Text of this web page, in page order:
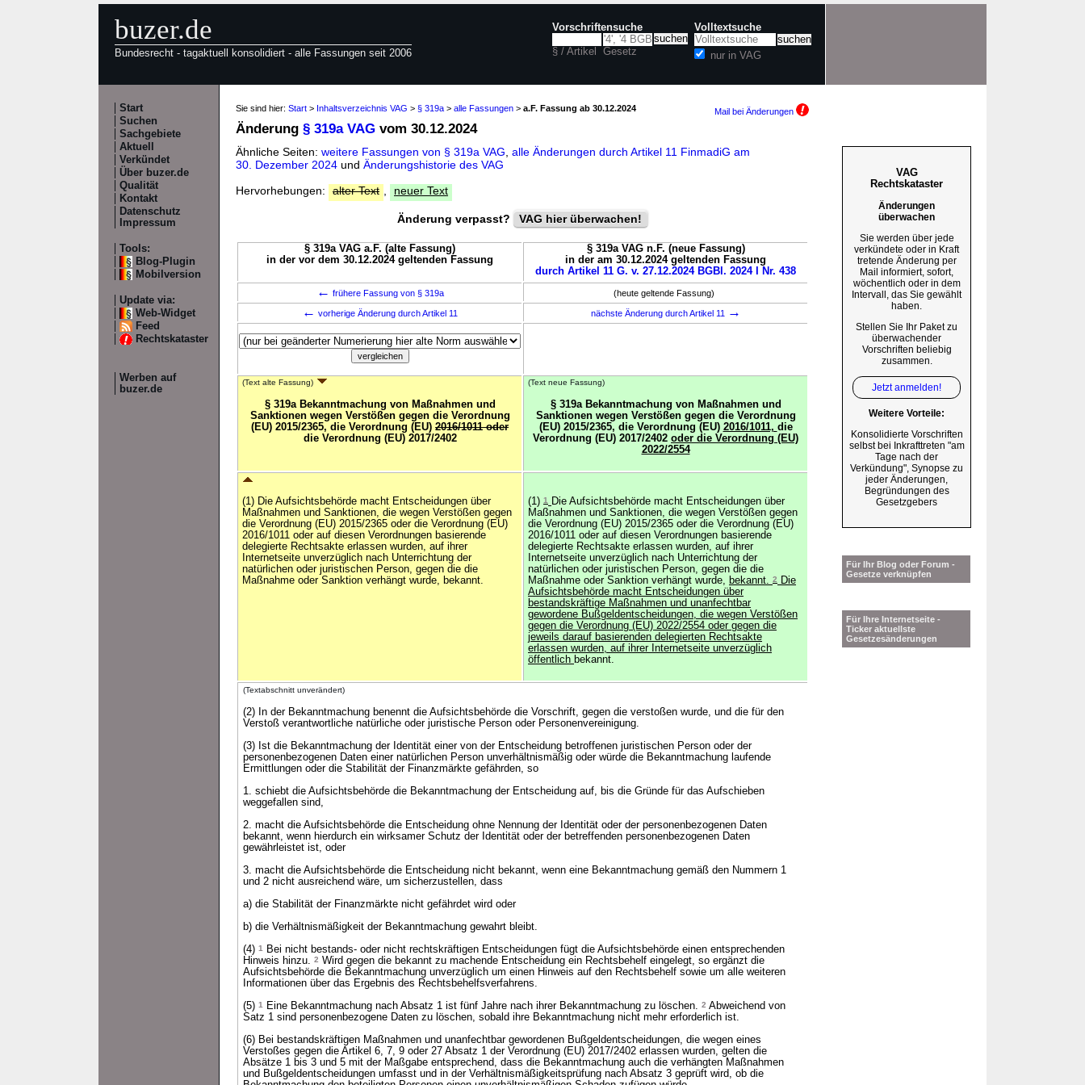
buzer.de
Bundesrecht - tagaktuell konsolidiert - alle Fassungen seit 2006
Vorschriftensuche
§ / Artikel Gesetz
Volltextsuche
nur in VAG
Start
Suchen
Sachgebiete
Aktuell
Verkündet
Über buzer.de
Qualität
Kontakt
Datenschutz
Impressum
Tools:
Blog-Plugin
Mobilversion
Update via:
Web-Widget
Feed
Rechtskataster
Werben auf
buzer.de
Sie sind hier: Start > Inhaltsverzeichnis VAG > § 319a > alle Fassungen > a.F. Fassung ab 30.12.2024 Mail bei Änderungen
Änderung § 319a VAG vom 30.12.2024
Ähnliche Seiten: weitere Fassungen von § 319a VAG alle Änderungen durch Artikel 11 FinmadiG am
30. Dezember 2024 und Änderungshistorie des VAG
Hervorhebungen:
alter Text neuer Text
Änderung verpasst? VAG hier überwachen!
§ 319a VAG a.F. (alte Fassung)
in der vor dem 30.12.2024 geltenden Fassung
§ 319a VAG n.F. (neue Fassung)
in der am 30.12.2024 geltenden Fassung
durch Artikel 11 G. v. 27.12.2024 BGBl. 2024 I Nr. 438
← frühere Fassung von § 319a (heute geltende Fassung)
← vorherige Änderung durch Artikel 11 nächste Änderung durch Artikel 11 →
(Text alte Fassung)
§ 319a Bekanntmachung von Maßnahmen und
Sanktionen wegen Verstößen gegen die Verordnung
(EU) 2015/2365, die Verordnung (EU) 2016/1011 oder
die Verordnung (EU) 2017/2402
(Text neue Fassung)
§ 319a Bekanntmachung von Maßnahmen und
Sanktionen wegen Verstößen gegen die Verordnung
(EU) 2015/2365, die Verordnung (EU) 2016/1011, die
Verordnung (EU) 2017/2402 oder die Verordnung (EU)
2022/2554
(1) Die Aufsichtsbehörde macht Entscheidungen über
Maßnahmen und Sanktionen, die wegen Verstößen gegen
die Verordnung (EU) 2015/2365 oder die Verordnung (EU)
2016/1011 oder auf diesen Verordnungen basierende
delegierte Rechtsakte erlassen wurden, auf ihrer
Internetseite unverzüglich nach Unterrichtung der
natürlichen oder juristischen Person, gegen die die
Maßnahme oder Sanktion verhängt wurde, bekannt.
(1) 1
Die Aufsichtsbehörde macht Entscheidungen über
Maßnahmen und Sanktionen, die wegen Verstößen gegen
die Verordnung (EU) 2015/2365 oder die Verordnung (EU)
2016/1011 oder auf diesen Verordnungen basierende
delegierte Rechtsakte erlassen wurden, auf ihrer
Internetseite unverzüglich nach Unterrichtung der
natürlichen oder juristischen Person, gegen die die
Maßnahme oder Sanktion verhängt wurde, bekannt. 2
Die
Aufsichtsbehörde macht Entscheidungen über
bestandskräftige Maßnahmen und unanfechtbar
gewordene Bußgeldentscheidungen, die wegen Verstößen
gegen die Verordnung (EU) 2022/2554 oder gegen die
jeweils darauf basierenden delegierten Rechtsakte
erlassen wurden, auf ihrer Internetseite unverzüglich
öffentlich bekannt.
(Textabschnitt unverändert)
(2) In der Bekanntmachung benennt die Aufsichtsbehörde die Vorschrift, gegen die verstoßen wurde, und die für den
Verstoß verantwortliche natürliche oder juristische Person oder Personenvereinigung.
(3) Ist die Bekanntmachung der Identität einer von der Entscheidung betroffenen juristischen Person oder der
personenbezogenen Daten einer natürlichen Person unverhältnismäßig oder würde die Bekanntmachung laufende
Ermittlungen oder die Stabilität der Finanzmärkte gefährden, so
1. schiebt die Aufsichtsbehörde die Bekanntmachung der Entscheidung auf, bis die Gründe für das Aufschieben
weggefallen sind,
2. macht die Aufsichtsbehörde die Entscheidung ohne Nennung der Identität oder der personenbezogenen Daten
bekannt, wenn hierdurch ein wirksamer Schutz der Identität oder der betreffenden personenbezogenen Daten
gewährleistet ist, oder
3. macht die Aufsichtsbehörde die Entscheidung nicht bekannt, wenn eine Bekanntmachung gemäß den Nummern 1
und 2 nicht ausreichend wäre, um sicherzustellen, dass
a) die Stabilität der Finanzmärkte nicht gefährdet wird oder
b) die Verhältnismäßigkeit der Bekanntmachung gewahrt bleibt.
(4) 1
Bei nicht bestands- oder nicht rechtskräftigen Entscheidungen fügt die Aufsichtsbehörde einen entsprechenden
Hinweis hinzu. 2 Wird gegen die bekannt zu machende Entscheidung ein Rechtsbehelf eingelegt, so ergänzt die
Aufsichtsbehörde die Bekanntmachung unverzüglich um einen Hinweis auf den Rechtsbehelf sowie um alle weiteren
Informationen über das Ergebnis des Rechtsbehelfsverfahrens.
(5) 1 Eine Bekanntmachung nach Absatz 1 ist fünf Jahre nach ihrer Bekanntmachung zu löschen. 2 Abweichend von
Satz 1 sind personenbezogene Daten zu löschen, sobald ihre Bekanntmachung nicht mehr erforderlich ist.
(6) Bei bestandskräftigen Maßnahmen und unanfechtbar gewordenen Bußgeldentscheidungen, die wegen eines
Verstoßes gegen die Artikel 6, 7, 9 oder 27 Absatz 1 der Verordnung (EU) 2017/2402 erlassen wurden, gelten die
Absätze 1 bis 3 und 5 mit der Maßgabe entsprechend, dass die Bekanntmachung auch die verhängten Maßnahmen
und Bußgeldentscheidungen umfasst und in der Verhältnismäßigkeitsprüfung nach Absatz 3 geprüft wird, ob die
VAG
Rechtskataster
Änderungen
überwachen
Sie werden über jede
verkündete oder in Kraft
tretende Änderung per
Mail informiert, sofort,
wöchentlich oder in dem
Intervall, das Sie gewählt
haben.
Stellen Sie Ihr Paket zu
überwachender
Vorschriften beliebig
zusammen.
Jetzt anmelden!
Weitere Vorteile:
Konsolidierte Vorschriften
selbst bei Inkrafttreten "am
Tage nach der
Verkündung", Synopse zu
jeder Änderungen,
Begründungen des
Gesetzgebers
Für Ihr Blog oder Forum -
Gesetze verknüpfen
Für Ihre Internetseite -
Ticker aktuellste
Gesetzesänderungen